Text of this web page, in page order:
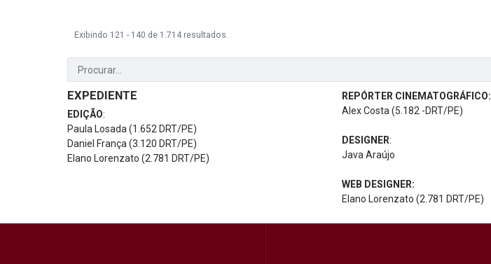
Exibindo 121 - 140 de 1.714 resultados.
EXPEDIENTE
EDIÇÃO:
Paula Losada (1.652 DRT/PE)
Daniel França (3.120 DRT/PE)
Elano Lorenzato (2.781 DRT/PE)
REPÓRTER CINEMATOGRÁFICO:
Alex Costa (5.182 -DRT/PE)
DESIGNER:
Java Araújo
WEB DESIGNER:
Elano Lorenzato (2.781 DRT/PE)